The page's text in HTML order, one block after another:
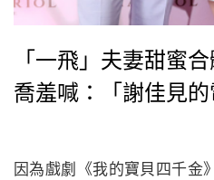
「一飛」夫妻甜蜜
喬羞喊：「謝佳見的
因為戲劇《我的寶貝四千金